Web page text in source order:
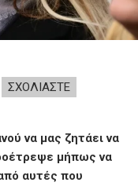
ΣΧΟΛΙΑΣΤΕ
να μας ζητάει να
μήπως να
αυτές που